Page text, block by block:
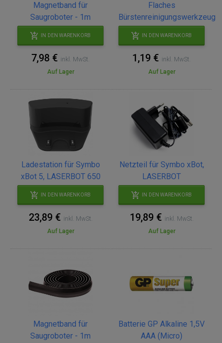
Magnetband für
Saugroboter - 1m
IN DEN WARENKORB
7,98 € inkl. MwSt.
Auf Lager
Flaches
Bürstenreinigungswerkzeug
IN DEN WARENKORB
1,19 € inkl. MwSt.
Auf Lager
Ladestation für Symbo
xBot 5, LASERBOT 650
IN DEN WARENKORB
23,89 € inkl. MwSt.
Auf Lager
Netzteil für Symbo xBot,
LASERBOT
IN DEN WARENKORB
19,89 € inkl. MwSt.
Auf Lager
Magnetband für
Saugroboter - 1m
Batterie GP Alkaline 1,5V
AAA (Micro)